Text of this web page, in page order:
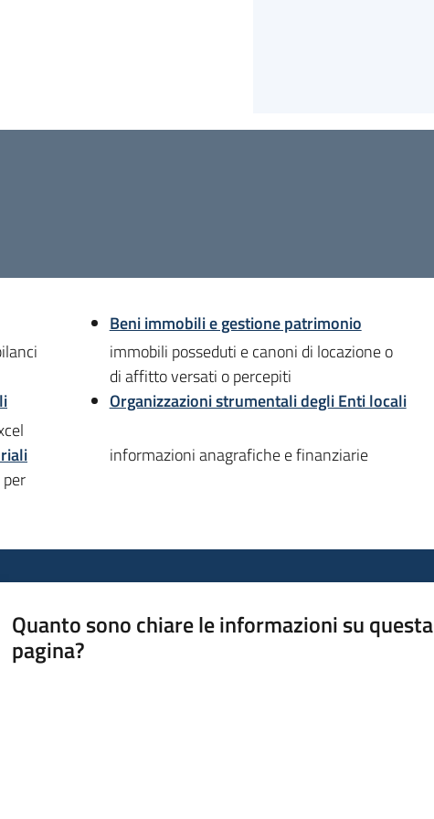
Beni immobili e gestione patrimonio
immobili posseduti e canoni di locazione o
di affitto versati o percepiti
Organizzazioni strumentali degli Enti locali
informazioni anagrafiche e finanziarie
Quanto sono chiare le informazioni su questa
pagina?